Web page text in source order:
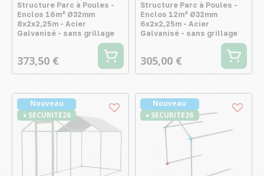
Structure Parc à Poules -
Enclos 16m² Ø32mm
8x2x2,25m - Acier
Galvanisé - sans grillage
373,50 €
Structure Parc à Poules -
Enclos 12m² Ø32mm
6x2x2,25m - Acier
Galvanisé - sans grillage
305,00 €
Nouveau
♦ SECURITE26
Nouveau
♦ SECURITE26